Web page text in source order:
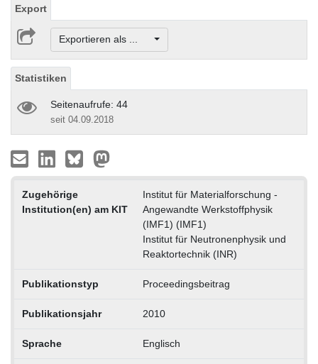
Export
Exportieren als ...
Statistiken
Seitenaufrufe: 44
seit 04.09.2018
Zugehörige
Institution(en) am KIT
Institut für Materialforschung -
Angewandte Werkstoffphysik
(IMF1) (IMF1)
Institut für Neutronenphysik und
Reaktortechnik (INR)
Publikationstyp Proceedingsbeitrag
Publikationsjahr 2010
Sprache Englisch